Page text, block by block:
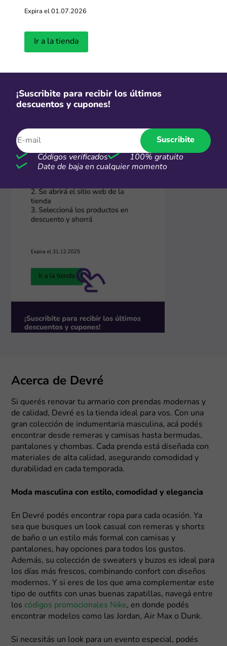
Hacé clic en "Ir a la tienda" y vas a ser redirigido a la
productos rebajados del momento. ¡Ahora podés
Acerca de Devré
Si querés renovar tu armario con prendas modernas y
de calidad, Devré es la tienda ideal para vos. Con una
gran colección de indumentaria masculina, acá podés
encontrar desde remeras y camisas hasta bermudas,
pantalones y chombas. Cada prenda está diseñada con
materiales de alta calidad, asegurando comodidad y
durabilidad en cada temporada.
Moda masculina con estilo, comodidad y elegancia
En Devré podés encontrar ropa para cada ocasión. Ya
sea que busques un look casual con remeras y shorts
de baño o un estilo más formal con camisas y
pantalones, hay opciones para todos los gustos.
Además, su colección de sweaters y buzos es ideal para
los días más frescos, combinando confort con diseños
modernos. Y si eres de los que ama complementar este
tipo de outfits con unas buenas zapatillas, navegá entre
los códigos promocionales Nike, en donde podés
encontrar modelos como las Jordan, Air Max o Dunk.
Si necesitás un look para un evento especial, podés
Expira el 01.07.2026
Ir a la tienda
¡Suscribite para recibir los últimos
descuentos y cupones!
Suscribite
Códigos verificados
100% gratuito
Date de baja en cualquier momento